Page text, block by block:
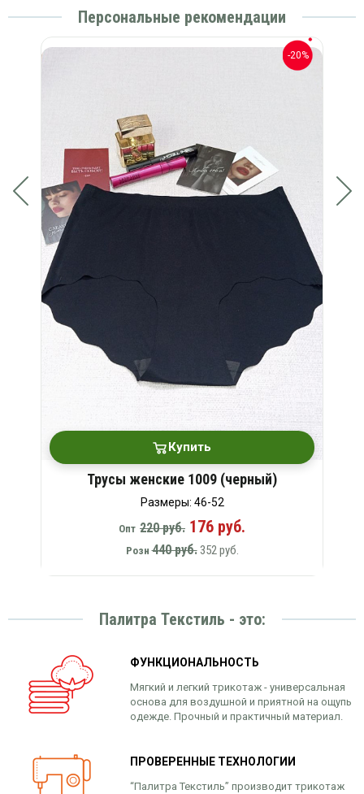
Персональные рекомендации
-20%
Купить
Трусы женские 1009 (черный)
Размеры: 46-52
Опт 220 руб. 176 руб.
Розн 440 руб.352 руб.
Палитра Текстиль - это:
ФУНКЦИОНАЛЬНОСТЬ
Мягкий и легкий трикотаж - универсальная
основа для воздушной и приятной на ощупь
одежде. Прочный и практичный материал.
ПРОВЕРЕННЫЕ ТЕХНОЛОГИИ
“Палитра Текстиль” производит трикотаж